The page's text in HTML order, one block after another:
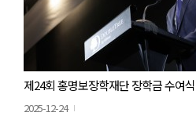
제24회 홍명보장학재단 장학금 수여식
2025-12-24